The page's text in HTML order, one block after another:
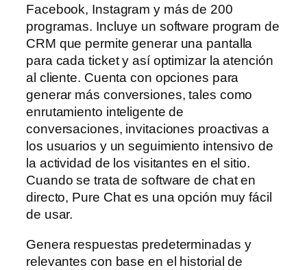
Facebook, Instagram y más de 200
programas. Incluye un software program de
CRM que permite generar una pantalla
para cada ticket y así optimizar la atención
al cliente. Cuenta con opciones para
generar más conversiones, tales como
enrutamiento inteligente de
conversaciones, invitaciones proactivas a
los usuarios y un seguimiento intensivo de
la actividad de los visitantes en el sitio.
Cuando se trata de software de chat en
directo, Pure Chat es una opción muy fácil
de usar.
Genera respuestas predeterminadas y
relevantes con base en el historial de